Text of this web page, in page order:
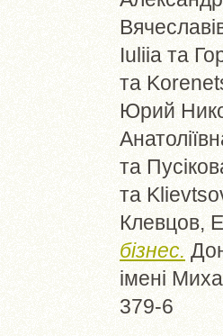
Iuliia та
та
Юрий
та
та
Клевцов,
бізнес.
імені
379-6